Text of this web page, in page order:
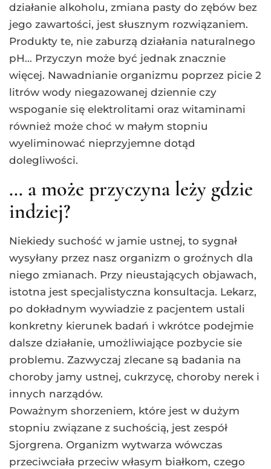
działanie alkoholu, zmiana pasty do zębów bez
jego zawartości, jest słusznym rozwiązaniem.
Produkty te, nie zaburzą działania naturalnego
pH… Przyczyn może być jednak znacznie
więcej. Nawadnianie organizmu poprzez picie 2
litrów wody niegazowanej dziennie czy
wspoganie się elektrolitami oraz witaminami
również może choć w małym stopniu
wyeliminować nieprzyjemne dotąd
dolegliwości.
… a może przyczyna leży gdzie
indziej?
Niekiedy suchość w jamie ustnej, to sygnał
wysyłany przez nasz organizm o groźnych dla
niego zmianach. Przy nieustających objawach,
istotna jest specjalistyczna konsultacja. Lekarz,
po dokładnym wywiadzie z pacjentem ustali
konkretny kierunek badań i wkrótce podejmie
dalsze działanie, umożliwiające pozbycie sie
problemu. Zazwyczaj zlecane są badania na
choroby jamy ustnej, cukrzycę, choroby nerek i
innych narządów.
Poważnym shorzeniem, które jest w dużym
stopniu związane z suchością, jest zespół
Sjorgrena. Organizm wytwarza wówczas
przeciwciała przeciw własym białkom, czego